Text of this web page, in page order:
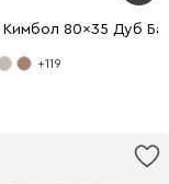
Кимбол 80x35 Дуб
+119